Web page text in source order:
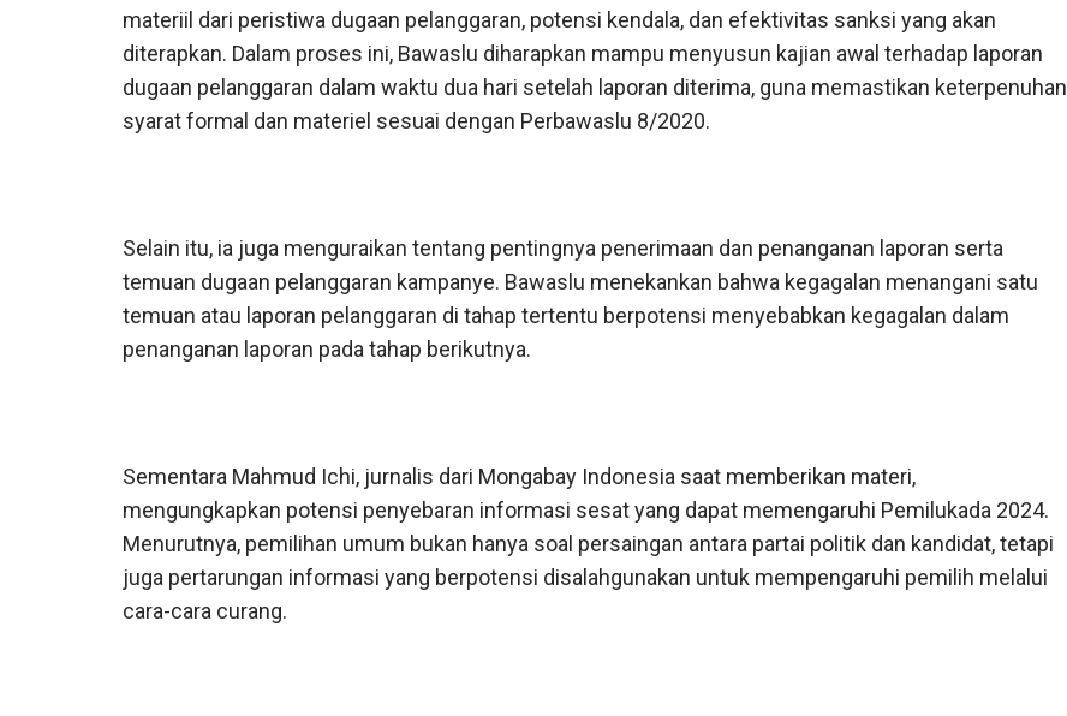
materiil dari peristiwa dugaan pelanggaran, potensi kendala, dan efektivitas sanksi yang akan
diterapkan. Dalam proses ini, Bawaslu diharapkan mampu menyusun kajian awal terhadap laporan
dugaan pelanggaran dalam waktu dua hari setelah laporan diterima, guna memastikan keterpenuhan
syarat formal dan materiel sesuai dengan Perbawaslu 8/2020.
Selain itu, ia juga menguraikan tentang pentingnya penerimaan dan penanganan laporan serta
temuan dugaan pelanggaran kampanye. Bawaslu menekankan bahwa kegagalan menangani satu
temuan atau laporan pelanggaran di tahap tertentu berpotensi menyebabkan kegagalan dalam
penanganan laporan pada tahap berikutnya.
Sementara Mahmud Ichi, jurnalis dari Mongabay Indonesia saat memberikan materi,
mengungkapkan potensi penyebaran informasi sesat yang dapat memengaruhi Pemilukada 2024.
Menurutnya, pemilihan umum bukan hanya soal persaingan antara partai politik dan kandidat, tetapi
juga pertarungan informasi yang berpotensi disalahgunakan untuk mempengaruhi pemilih melalui
cara-cara curang.